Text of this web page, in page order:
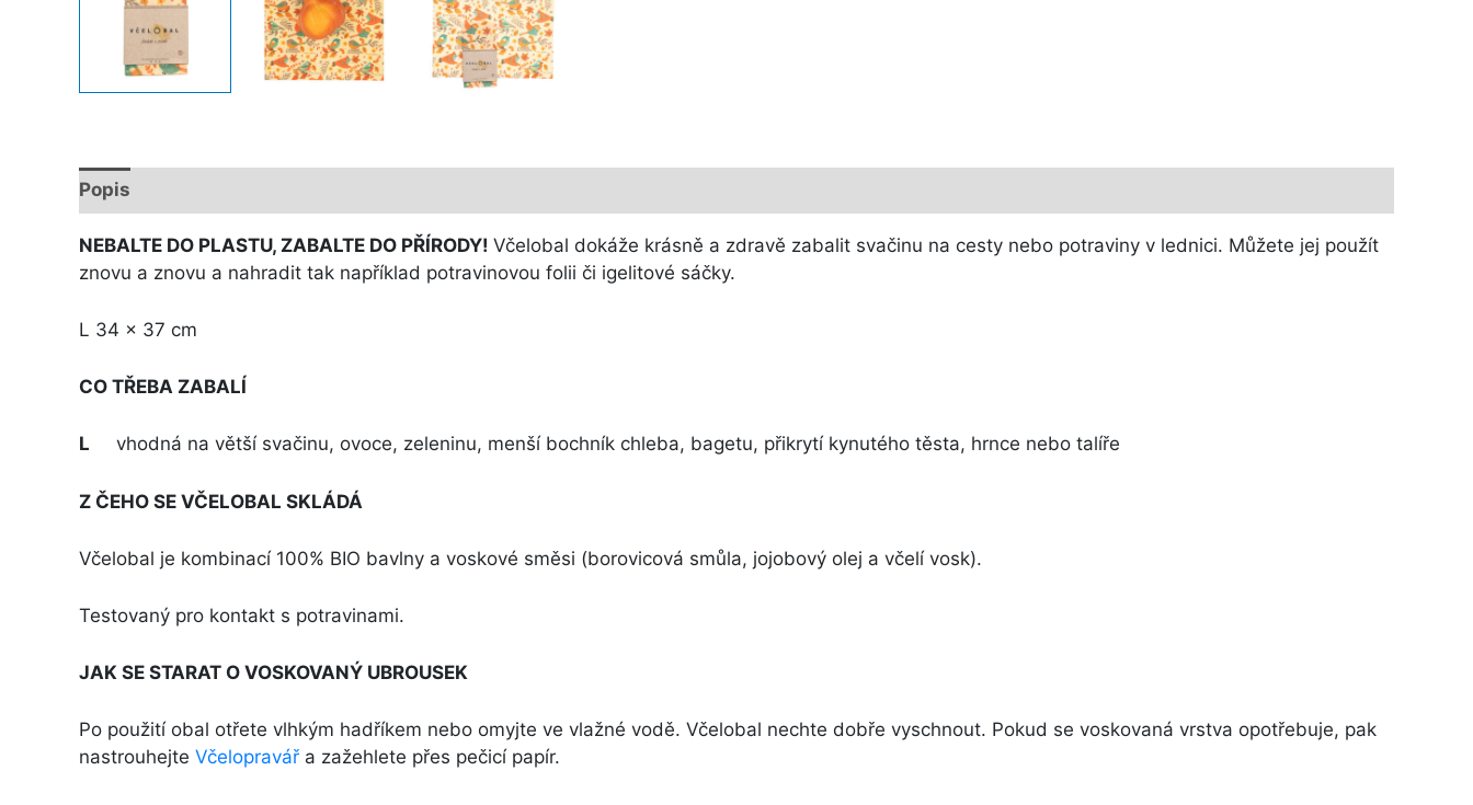
Popis
NEBALTE DO PLASTU, ZABALTE DO PŘÍRODY! Včelobal dokáže krásně a zdravě zabalit svačinu na cesty nebo potraviny v lednici. Můžete jej použít
znovu a znovu a nahradit tak například potravinovou folii či igelitové sáčky.
L 34 x 37 cm
CO TŘEBA ZABALÍ
L vhodná na větší svačinu, ovoce, zeleninu, menší bochník chleba, bagetu, přikrytí kynutého těsta, hrnce nebo talíře
Z ČEHO SE VČELOBAL SKLÁDÁ
Včelobal je kombinací 100% BIO bavlny a voskové směsi (borovicová smůla, jojobový olej a včelí vosk).
Testovaný pro kontakt s potravinami.
JAK SE STARAT O VOSKOVANÝ UBROUSEK
Po použití obal otřete vlhkým hadříkem nebo omyjte ve vlažné vodě. Včelobal nechte dobře vyschnout. Pokud se voskovaná vrstva opotřebuje, pak
nastrouhejte Včelopravář a zažehlete přes pečicí papír.